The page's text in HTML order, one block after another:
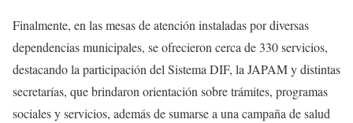
Finalmente, en las mesas de atención instaladas por diversas
dependencias municipales, se ofrecieron cerca de 330 servicios,
destacando la participación del Sistema DIF, la JAPAM y distintas
secretarías, que brindaron orientación sobre trámites, programas
sociales y servicios, además de sumarse a una campaña de salud